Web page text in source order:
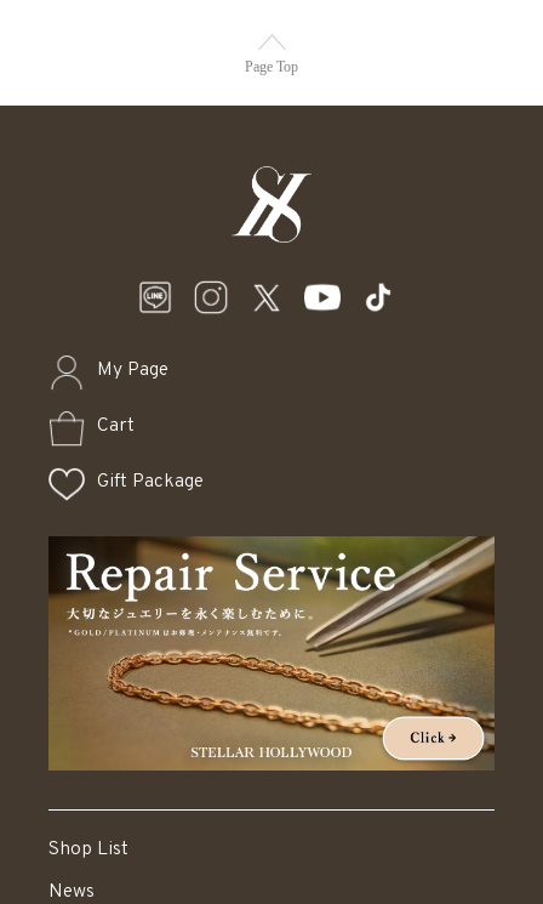
Page Top
My Page
Cart
Gift Package
Shop List
News